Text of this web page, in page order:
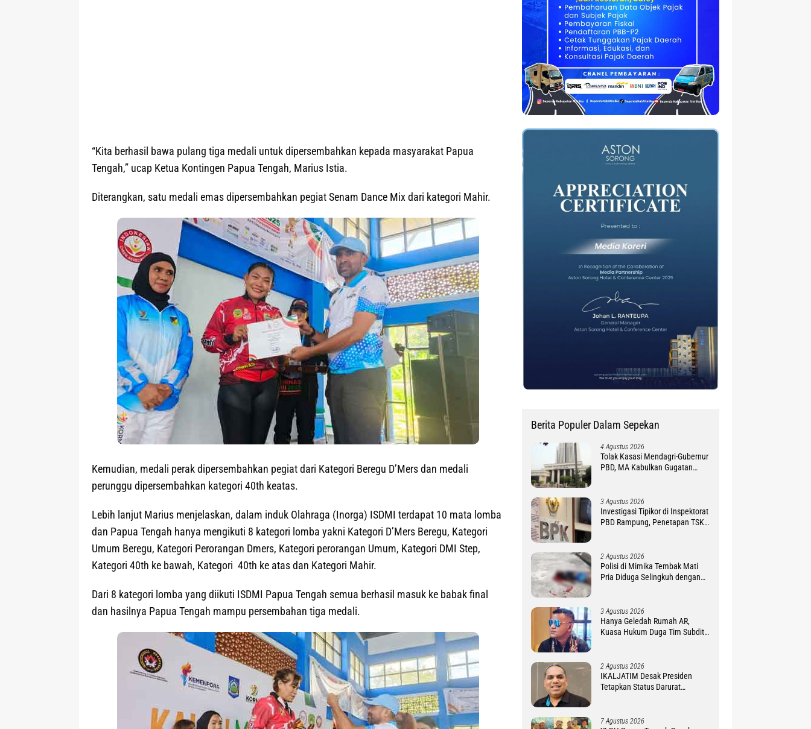
“Kita berhasil bawa pulang tiga medali untuk dipersembahkan kepada masyarakat Papua
Tengah,” ucap Ketua Kontingen Papua Tengah, Marius Istia.
Diterangkan, satu medali emas dipersembahkan pegiat Senam Dance Mix dari kategori Mahir.
Kemudian, medali perak dipersembahkan pegiat dari Kategori Beregu D’Mers dan medali
perunggu dipersembahkan kategori 40th keatas.
Lebih lanjut Marius menjelaskan, dalam induk Olahraga (Inorga) ISDMI terdapat 10 mata lomba
dan Papua Tengah hanya mengikuti 8 kategori lomba yakni Kategori D’Mers Beregu, Kategori
Umum Beregu, Kategori Perorangan Dmers, Kategori perorangan Umum, Kategori DMI Step,
Kategori 40th ke bawah, Kategori 40th ke atas dan Kategori Mahir.
Dari 8 kategori lomba yang diikuti ISDMI Papua Tengah semua berhasil masuk ke babak final
dan hasilnya Papua Tengah mampu persembahan tiga medali.
Berita Populer Dalam Sepekan
4 Agustus 2026
Tolak Kasasi Mendagri-Gubernur
PBD, MA Kabulkan Gugatan
3 Agustus 2026
Investigasi Tipikor di Inspektorat
PBD Rampung, Penetapan TSK
2 Agustus 2026
Polisi di Mimika Tembak Mati
Pria Diduga Selingkuh dengan
3 Agustus 2026
Hanya Geledah Rumah AR,
Kuasa Hukum Duga Tim Subdit
2 Agustus 2026
IKALJATIM Desak Presiden
Tetapkan Status Darurat
7 Agustus 2026